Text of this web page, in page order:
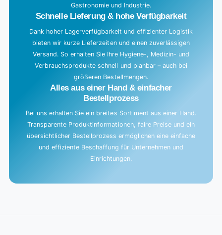
Gastronomie und Industrie.
Schnelle Lieferung & hohe Verfügbarkeit
Dank hoher Lagerverfügbarkeit und effizienter Logistik
bieten wir kurze Lieferzeiten und einen zuverlässigen
Versand. So erhalten Sie Ihre Hygiene-, Medizin- und
Verbrauchsprodukte schnell und planbar – auch bei
größeren Bestellmengen.
Alles aus einer Hand & einfacher
Bestellprozess
Bei uns erhalten Sie ein breites Sortiment aus einer Hand.
Transparente Produktinformationen, faire Preise und ein
übersichtlicher Bestellprozess ermöglichen eine einfache
und effiziente Beschaffung für Unternehmen und
Einrichtungen.